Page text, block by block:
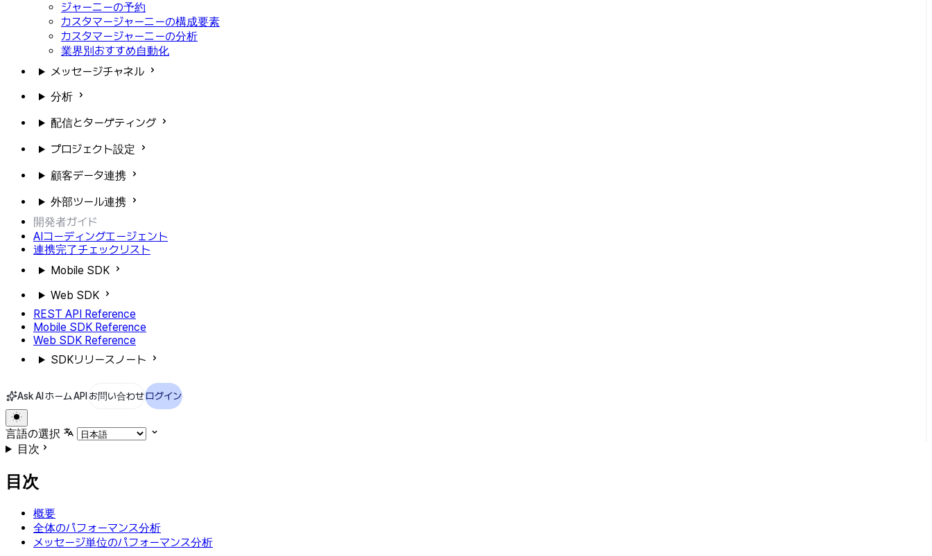
ジャーニーの予約
カスタマージャーニーの構成要素
カスタマージャーニーの分析
業界別おすすめ自動化
メッセージチャネル
分析
配信とターゲティング
プロジェクト設定
顧客データ連携
外部ツール連携
開発者ガイド
AIコーディングエージェント
連携完了チェックリスト
Mobile SDK
Web SDK
REST API Reference
Mobile SDK Reference
Web SDK Reference
SDKリリースノート
Ask AI ホームAPI お問い合わせログイン
言語の選択
目次
目次
概要
全体のパフォーマンス分析
メッセージ単位のパフォーマンス分析